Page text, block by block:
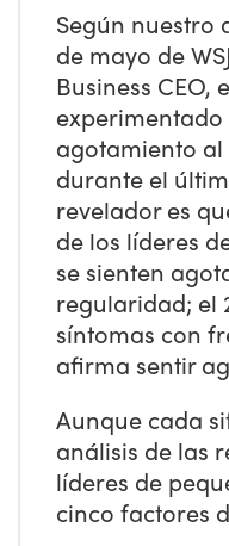
Según nuestro
de mayo de
Business CEO,
agotamiento
durante el
revelador es
de los líderes
se sienten
regularidad; el
síntomas con
afirma sentir
Aunque cada
análisis de las
líderes de
cinco factores